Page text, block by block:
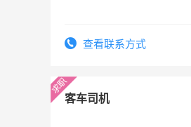
查看联系方式
客车司机